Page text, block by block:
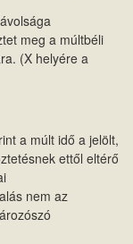
meg a múltbéli
(X helyére a
a múlt idő a jelölt,
ettől eltérő
nem az